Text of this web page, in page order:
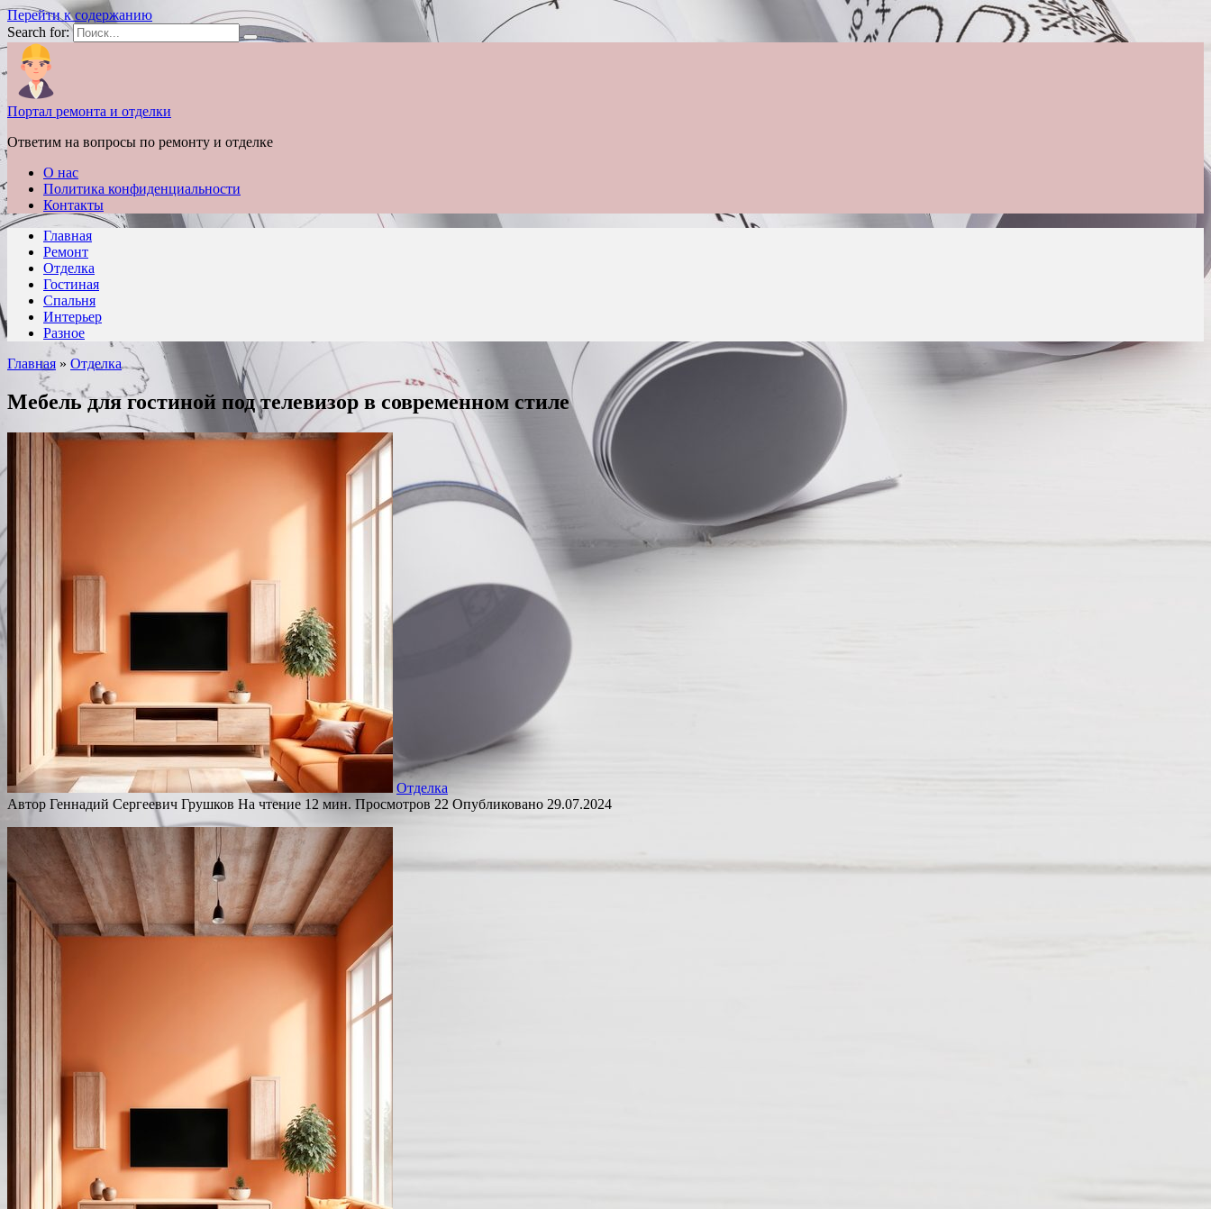
Перейти к содержанию
Search for:
Портал ремонта и отделки
Ответим на вопросы по ремонту и отделке
О нас
Политика конфиденциальности
Контакты
Главная
Ремонт
Отделка
Гостиная
Спальня
Интерьер
Разное
Главная » Отделка
Мебель для гостиной под телевизор в современном стиле
Отделка
Автор Геннадий Сергеевич Грушков На чтение 12 мин. Просмотров 22 Опубликовано 29.07.2024